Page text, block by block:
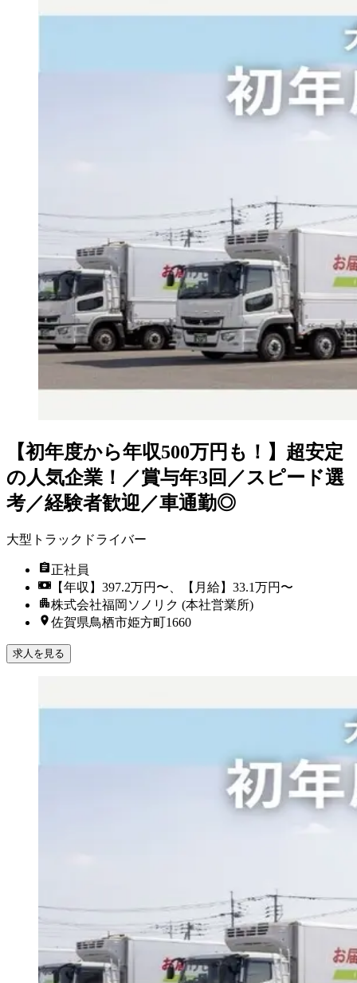
【初年度から年収500万円も！】超安定
の人気企業！／賞与年3回／スピード選
考／経験者歓迎／車通勤◎
大型トラックドライバー
正社員
【年収】397.2万円〜、【月給】33.1万円〜
株式会社福岡ソノリク (本社営業所)
佐賀県鳥栖市姫方町1660
求人を見る